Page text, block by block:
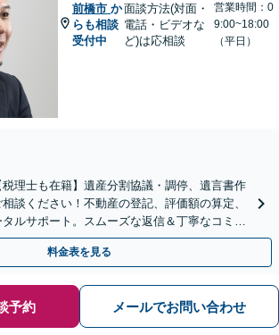
前橋市 か
らも相談
受付中
面談方法(対面・
電話・ビデオな
ど)は応相談
営業時間：0
9:00~18:00
（平日）
税理士も在籍】遺産分割協議・調停、遺言書作
談ください！不動産の登記、評価額の算定、
ルサポート。スムーズな返信＆丁寧なコミュ
ご相談ください。
料金表を見る
予約 メールでお問い合わせ